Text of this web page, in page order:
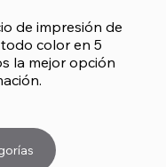
de impresión de
color en 5
la mejor opción